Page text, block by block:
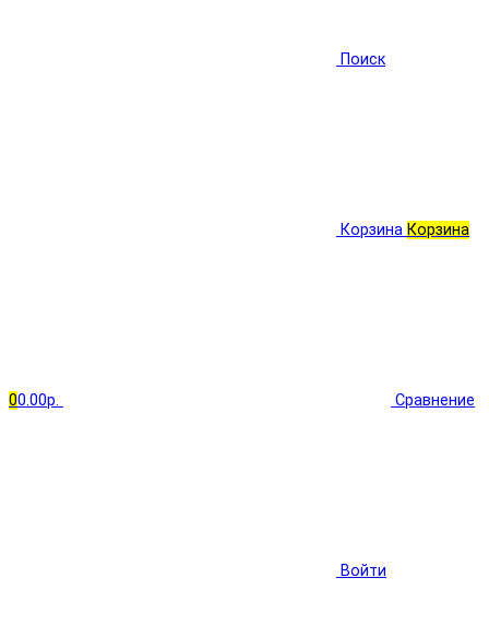
Поиск
Корзина Корзина
00.00р. Сравнение
Войти